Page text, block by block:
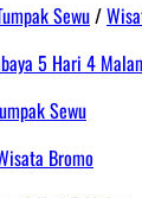
Sewu/
5 Hari 4
Bromo